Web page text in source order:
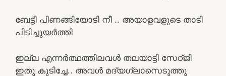
ബേട്ടീ പിണങ്ങിയോടി നീ .. അയാളവളുടെ താടി
പിടിച്ചുയർത്തി
ഇല്ല എന്നർത്ഥത്തിലവൾ തലയാട്ടി സേഠ്ജി
ഇതു കുടിച്ചേ.. അവൾ മദ്യഗ്ലാസെടുത്തു